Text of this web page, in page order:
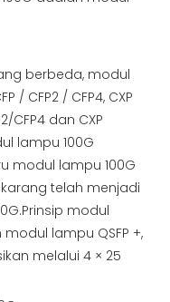
berbeda, modul
/ CFP2 / CFP4, CXP
CFP4 dan CXP
lampu 100G
modul lampu 100G
telah menjadi
modul
lampu QSFP +,
melalui 4 × 25